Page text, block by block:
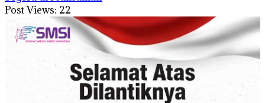
Post Views: 22